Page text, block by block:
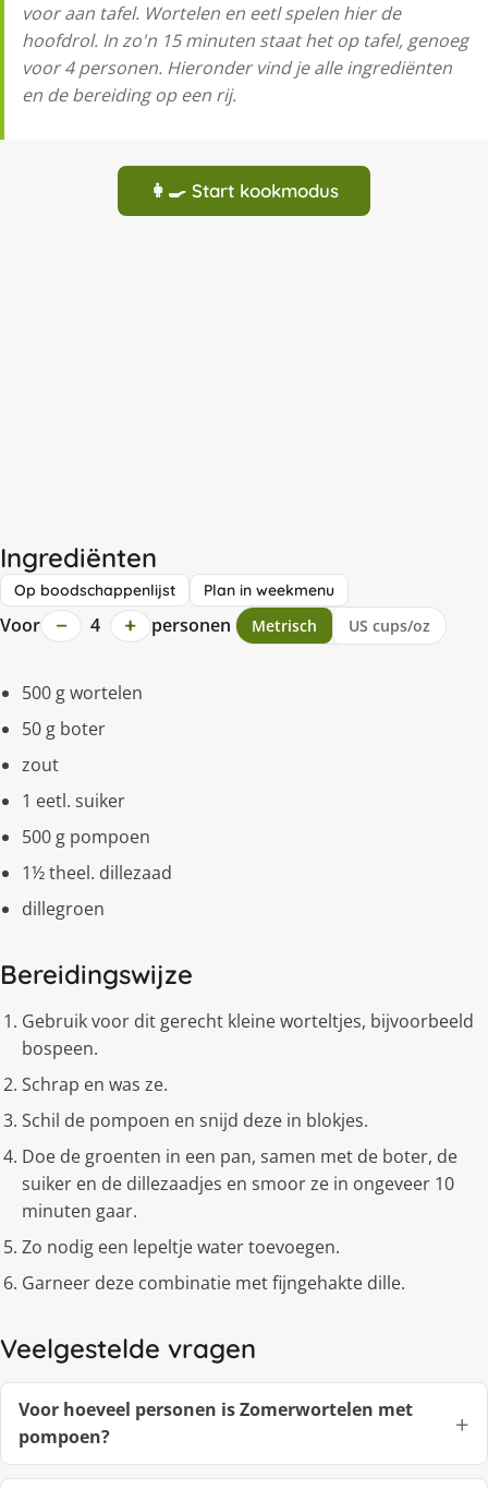
voor aan tafel. Wortelen en eetl spelen hier de
hoofdrol. In zo'n 15 minuten staat het op tafel, genoeg
voor 4 personen. Hieronder vind je alle ingrediënten
en de bereiding op een rij.
👩‍🍳 Start kookmodus
Ingrediënten
Op boodschappenlijst Plan in weekmenu
Voor − 4 + personen Metrisch US cups/oz
500 g wortelen
50 g boter
zout
1 eetl. suiker
500 g pompoen
1½ theel. dillezaad
dillegroen
Bereidingswijze
Gebruik voor dit gerecht kleine worteltjes, bijvoorbeeld
bospeen.
Schrap en was ze.
Schil de pompoen en snijd deze in blokjes.
Doe de groenten in een pan, samen met de boter, de
suiker en de dillezaadjes en smoor ze in ongeveer 10
minuten gaar.
Zo nodig een lepeltje water toevoegen.
Garneer deze combinatie met fijngehakte dille.
Veelgestelde vragen
Voor hoeveel personen is Zomerwortelen met
pompoen?